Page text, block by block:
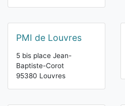
PMI de Louvres
5 bis place Jean-
Baptiste-Corot
95380 Louvres